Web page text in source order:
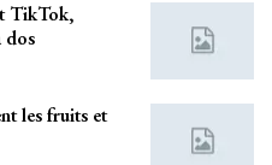
TikTok,
dos
les fruits et